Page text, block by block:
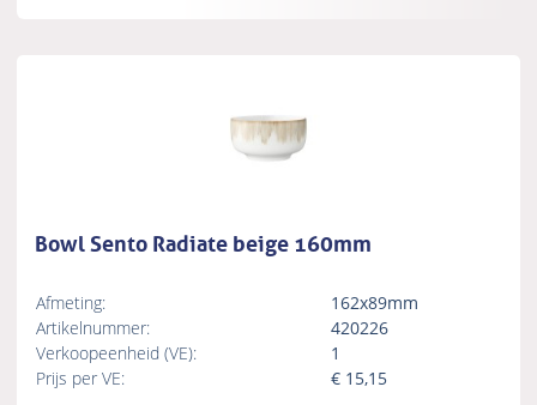
Bowl Sento Radiate beige 160mm
Afmeting:
162x89mm
Artikelnummer:
420226
Verkoopeenheid (VE):
1
Prijs per VE:
€ 15,15